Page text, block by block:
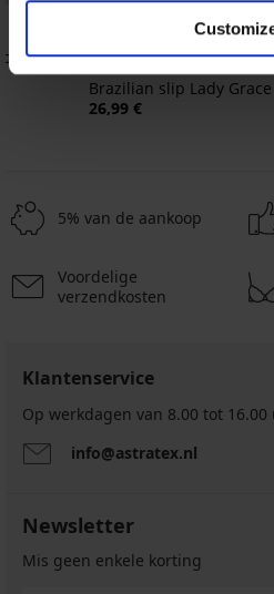
Brazilian slip Lady
26,99 €
5% van de aankoop
Voordelige
verzendkosten
Klantenservice
Op werkdagen van 8.00 tot 16.00
info@astratex.nl
Newsletter
Mis geen enkele korting